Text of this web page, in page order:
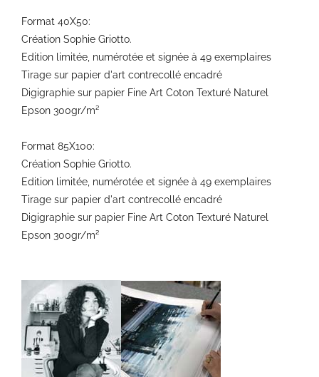
Format 40X50:
Création Sophie Griotto.
Edition limitée, numérotée et signée à 49 exemplaires
Tirage sur papier d'art contrecollé encadré
Digigraphie sur papier Fine Art Coton Texturé Naturel
Epson 300gr/m²
Format 85X100:
Création Sophie Griotto.
Edition limitée, numérotée et signée à 49 exemplaires
Tirage sur papier d'art contrecollé encadré
Digigraphie sur papier Fine Art Coton Texturé Naturel
Epson 300gr/m²